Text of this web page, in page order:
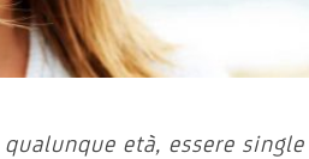
qualunque età, essere